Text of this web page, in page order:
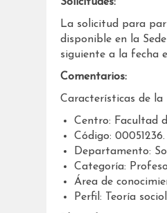
La solicitud para
disponible en la
siguiente a la fecha
Comentarios:
Características de la
Centro: Facultad
Código: 00051236.
Departamento:
Categoría:
Área de
Perfil: Teoría